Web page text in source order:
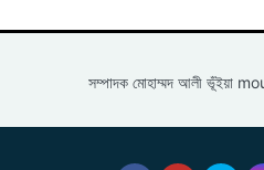
সম্পাদক মোহাম্মদ আলী ভূঁইয়া